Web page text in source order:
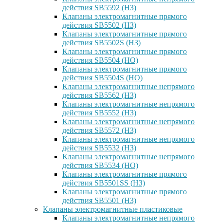
действия SB5592 (НЗ)
Клапаны электромагнитные прямого
действия SB5502 (НЗ)
Клапаны электромагнитные прямого
действия SB5502S (НЗ)
Клапаны электромагнитные прямого
действия SB5504 (НО)
Клапаны электромагнитные прямого
действия SB5504S (НО)
Клапаны электромагнитные непрямого
действия SB5562 (НЗ)
Клапаны электромагнитные непрямого
действия SB5552 (НЗ)
Клапаны электромагнитные непрямого
действия SB5572 (НЗ)
Клапаны электромагнитные непрямого
действия SB5532 (НЗ)
Клапаны электромагнитные непрямого
действия SB5534 (НО)
Клапаны электромагнитные прямого
действия SB5501SS (НЗ)
Клапаны электромагнитные прямого
действия SB5501 (НЗ)
Клапаны электромагнитные пластиковые
Клапаны электромагнитные непрямого